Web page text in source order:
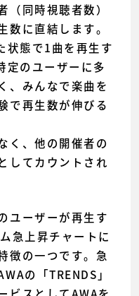
（同時視聴者数）
数に直結します。
状態で1曲を再生す
定のユーザーに多
、みんなで楽曲を
で再生数が伸びる
く、他の開催者の
してカウントされ
ユーザーが再生す
急上昇チャートに
徴の一つです。急
の「TRENDS」